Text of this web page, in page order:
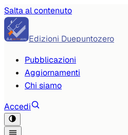
Salta al contenuto
Edizioni Duepuntozero
Pubblicazioni
Aggiornamenti
Chi siamo
Accedi